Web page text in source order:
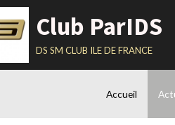
Club ParIDS
ds sm club ile de france
Accueil